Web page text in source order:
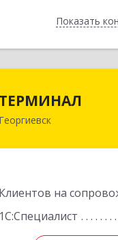
ПоказатьНазад
ТЕРМИНАЛ
Георгиевск
Клиентов на
1С:Специалист
357820,